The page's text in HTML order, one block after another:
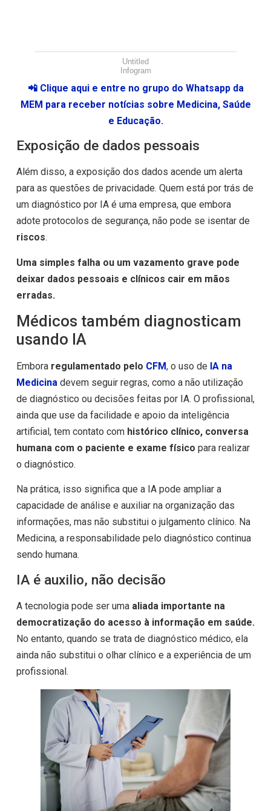
Untitled
Infogram
📲 Clique aqui e entre no grupo do Whatsapp da
MEM para receber notícias sobre Medicina, Saúde
e Educação.
Exposição de dados pessoais
Além disso, a exposição dos dados acende um alerta
para as questões de privacidade. Quem está por trás de
um diagnóstico por IA é uma empresa, que embora
adote protocolos de segurança, não pode se isentar de
riscos.
Uma simples falha ou um vazamento grave pode
deixar dados pessoais e clínicos cair em mãos
erradas.
Médicos também diagnosticam
usando IA
Embora regulamentado pelo CFM, o uso de IA na
Medicinadevem seguir regras, como a não utilização
de diagnóstico ou decisões feitas por IA. O profissional,
ainda que use da facilidade e apoio da inteligência
artificial, tem contato com histórico clínico, conversa
humana com o paciente e exame físico para realizar
o diagnóstico.
Na prática, isso significa que a IA pode ampliar a
capacidade de análise e auxiliar na organização das
informações, mas não substitui o julgamento clínico. Na
Medicina, a responsabilidade pelo diagnóstico continua
sendo humana.
IA é auxilio, não decisão
A tecnologia pode ser uma aliada importante na
democratização do acesso à informação em saúde.
No entanto, quando se trata de diagnóstico médico, ela
ainda não substitui o olhar clínico e a experiência de um
profissional.